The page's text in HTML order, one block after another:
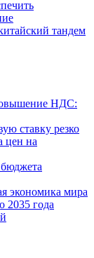
тандем
НДС:
ставку резко
цен на
экономика мира
2035 года